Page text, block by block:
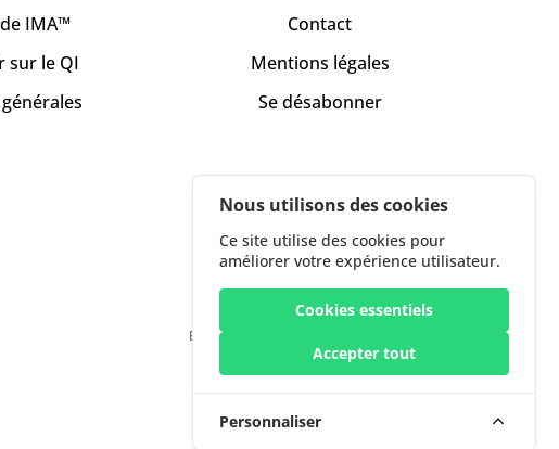
IMA™
sur le QI
Contact
Mentions légales
Se désabonner
ESPRESSO.SOCIAL LTD 168 The Circle Queen
Elizabeth Street, London, United Kingdom
Nous utilisons des cookies
Ce site utilise des cookies pour
améliorer votre expérience utilisateur.
Cookies essentiels
Accepter tout
Personnaliser